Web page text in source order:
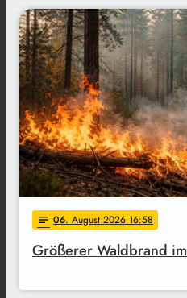
notes 06. August 2026 16:58
Größerer Waldbrand